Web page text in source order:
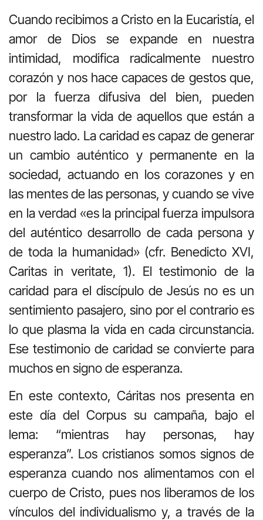
Cuando recibimos a Cristo en la Eucaristía, el
amor de Dios se expande en nuestra
intimidad, modifica radicalmente nuestro
corazón y nos hace capaces de gestos que,
por la fuerza difusiva del bien, pueden
transformar la vida de aquellos que están a
nuestro lado. La caridad es capaz de generar
un cambio auténtico y permanente en la
sociedad, actuando en los corazones y en
las mentes de las personas, y cuando se vive
en la verdad «es la principal fuerza impulsora
del auténtico desarrollo de cada persona y
de toda la humanidad» (cfr. Benedicto XVI,
Caritas in veritate, 1). El testimonio de la
caridad para el discípulo de Jesús no es un
sentimiento pasajero, sino por el contrario es
lo que plasma la vida en cada circunstancia.
Ese testimonio de caridad se convierte para
muchos en signo de esperanza.
En este contexto, Cáritas nos presenta en
este día del Corpus su campaña, bajo el
lema: “mientras hay personas, hay
esperanza”. Los cristianos somos signos de
esperanza cuando nos alimentamos con el
cuerpo de Cristo, pues nos liberamos de los
vínculos del individualismo y, a través de la